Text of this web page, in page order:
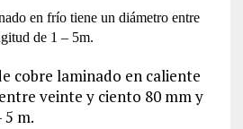
en frío tiene un diámetro entre
de 1 – 5m.
cobre laminado en caliente
veinte y ciento 80 mm y
m.